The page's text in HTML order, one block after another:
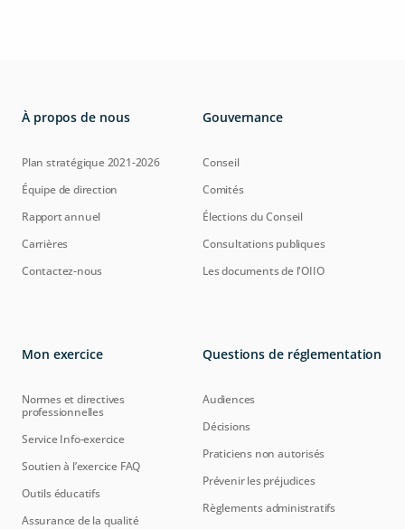
À propos de nous
Plan stratégique 2021-2026
Équipe de direction
Rapport annuel
Carrières
Contactez-nous
Gouvernance
Conseil
Comités
Élections du Conseil
Consultations publiques
Les documents de l'OIIO
Mon exercice
Normes et directives
professionnelles
Service Info-exercice
Soutien à l’exercice FAQ
Outils éducatifs
Assurance de la qualité
Questions de réglementation
Audiences
Décisions
Praticiens non autorisés
Prévenir les préjudices
Règlements administratifs